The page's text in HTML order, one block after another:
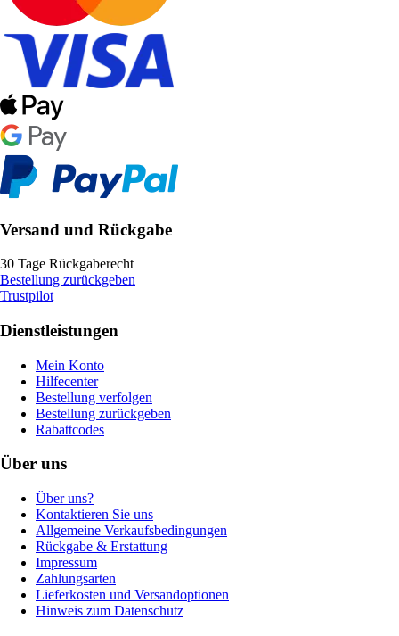
Versand und Rückgabe
30 Tage Rückgaberecht
Bestellung zurückgeben
Trustpilot
Dienstleistungen
Mein Konto
Hilfecenter
Bestellung verfolgen
Bestellung zurückgeben
Rabattcodes
Über uns
Über uns?
Kontaktieren Sie uns
Allgemeine Verkaufsbedingungen
Rückgabe & Erstattung
Impressum
Zahlungsarten
Lieferkosten und Versandoptionen
Hinweis zum Datenschutz